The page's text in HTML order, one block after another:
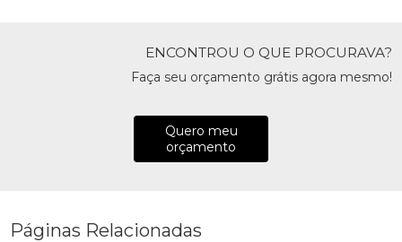
ENCONTROU O QUE PROCURAVA?
Faça seu orçamento grátis agora mesmo!
Quero meu
orçamento
Páginas Relacionadas